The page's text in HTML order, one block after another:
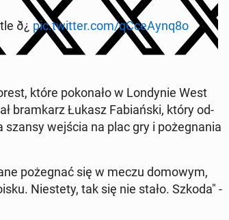
pic.twitter.com/qC­ce­Ay­nq8o
które po­ko­na­ło w Lon­dy­nie West
bram­karz Łukasz Fa­biań­ski, który od­
wejścia na plac gry i po­że­gna­nia
po­że­gnać się w meczu domowym,
Nie­ste­ty, tak się nie stało. Szkoda" -